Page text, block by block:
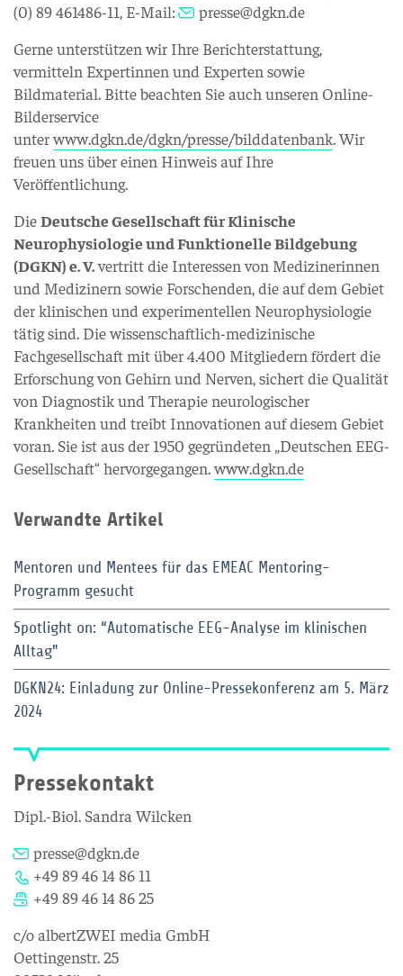
(0) 89 461486-11, E-Mail:
presse@dgkn.de
Gerne unterstützen wir Ihre Berichterstattung,
vermitteln Expertinnen und Experten sowie
Bildmaterial. Bitte beachten Sie auch unseren Online-
Bilderservice
unterwww.dgkn.de/dgkn/presse/bilddatenbank. Wir
freuen uns über einen Hinweis auf Ihre
Veröffentlichung.
DieDeutsche Gesellschaft für Klinische
Neurophysiologie und Funktionelle Bildgebung
(DGKN) e. V.vertritt die Interessen von Medizinerinnen
und Medizinern sowie Forschenden, die auf dem Gebiet
der klinischen und experimentellen Neurophysiologie
tätig sind. Die wissenschaftlich-medizinische
Fachgesellschaft mit über 4.400 Mitgliedern fördert die
Erforschung von Gehirn und Nerven, sichert die Qualität
von Diagnostik und Therapie neurologischer
Krankheiten und treibt Innovationen auf diesem Gebiet
voran. Sie ist aus der 1950 gegründeten „Deutschen EEG-
Gesellschaft“ hervorgegangen.www.dgkn.de
Verwandte Artikel
Mentoren und Mentees für das EMEAC Mentoring-
Programm gesucht
Spotlight on: “Automatische EEG-Analyse im klinischen
Alltag"
DGKN24: Einladung zur Online-Pressekonferenz am 5. März
2024
Pressekontakt
Dipl.-Biol. Sandra Wilcken
presse@dgkn.de
+49 89 46 14 86 11
+49 89 46 14 86 25
c/o albertZWEI media GmbH
Oettingenstr. 25